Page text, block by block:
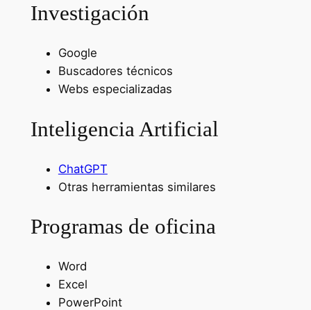
Investigación
Google
Buscadores técnicos
Webs especializadas
Inteligencia Artificial
ChatGPT
Otras herramientas similares
Programas de oficina
Word
Excel
PowerPoint